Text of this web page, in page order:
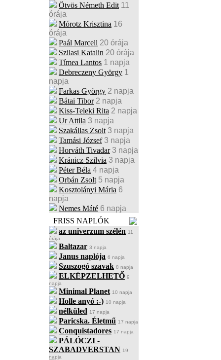
Ötvös Németh Edit 11
órája
Mórotz Krisztina 16
órája
Paál Marcell 20 órája
Szilasi Katalin 20 órája
Tímea Lantos 1 napja
Debreczeny György 1
napja
Farkas György 2 napja
Bátai Tibor 2 napja
Kiss-Teleki Rita 2 napja
Ur Attila 3 napja
Szakállas Zsolt 3 napja
Tamási József 3 napja
Horváth Tivadar 3 napja
Kránicz Szilvia 3 napja
Péter Béla 4 napja
Orbán Zsolt 5 napja
Kosztolányi Mária 6
napja
Nemes Máté 6 napja
FRISS NAPLÓK
az univerzum szélén 11
órája
Baltazar 3 napja
Janus naplója 6 napja
Szuszogó szavak 8 napja
ELKÉPZELHETŐ 9
napja
Minimal Planet 10 napja
Holle anyó :-) 10 napja
nélküled 17 napja
Paricska. Életmű 17 napja
Conquistadores 17 napja
PÁLÓCZI -
SZABADVERSTAN 19
napja